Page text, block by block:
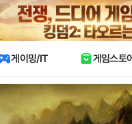
게이밍/IT 게임스토